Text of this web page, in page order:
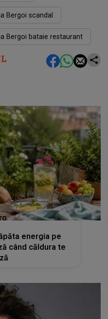
Bergoi scandal
Bergoi bataie restaurant
energia pe
când căldura te